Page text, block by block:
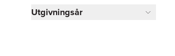
Utgivningsår